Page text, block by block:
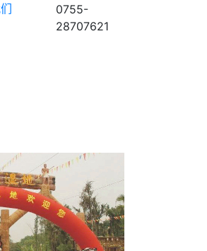
0755-
28707621